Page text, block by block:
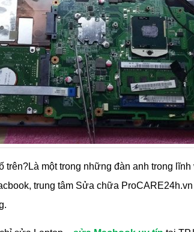
trên?Là một trong những đàn anh trong
trung tâm Sửa chữa